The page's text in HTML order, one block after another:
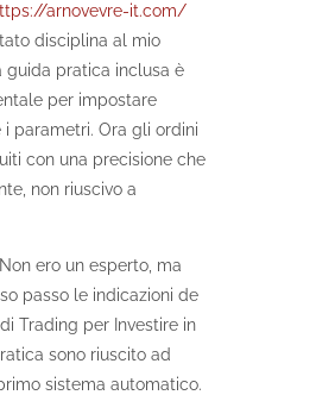
arnovevre-it.com/
disciplina al mio
guida pratica inclusa è
per impostare
parametri. Ora gli ordini
con una precisione che
non riuscivo a
Non ero un esperto, ma
passo le indicazioni de
di Trading per Investire in
sono riuscito ad
sistema automatico.